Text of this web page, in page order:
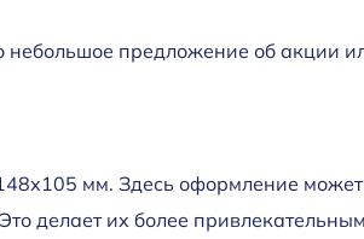
предложение об акции
мм. Здесь оформление
делает их более